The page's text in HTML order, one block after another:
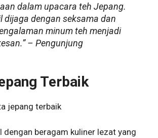
dalam upacara teh Jepang.
dijaga dengan seksama dan
minum teh menjadi
– Pengunjung
Terbaik
dengan beragam kuliner lezat yang